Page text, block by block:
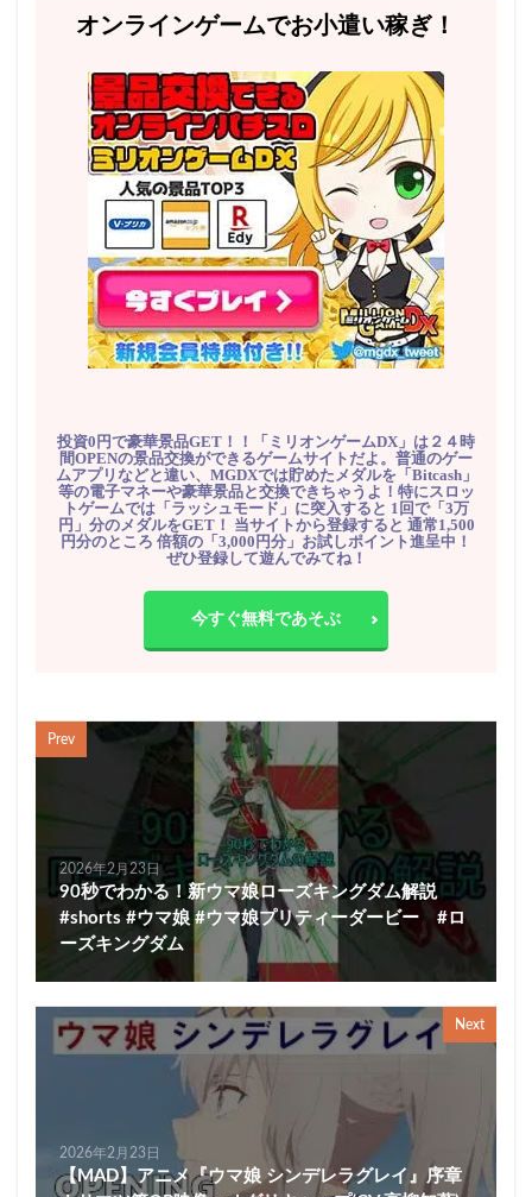
オンラインゲームでお小遣い稼ぎ！
投資0円で豪華景品GET！！「ミリオンゲームDX」は２４時
間OPENの景品交換ができるゲームサイトだよ。普通のゲー
ムアプリなどと違い、MGDXでは貯めたメダルを「Bitcash」
等の電子マネーや豪華景品と交換できちゃうよ！特にスロッ
トゲームでは「ラッシュモード」に突入すると 1回で「3万
円」分のメダルをGET！ 当サイトから登録すると 通常1,500
円分のところ 倍額の「3,000円分」お試しポイント進呈中！
ぜひ登録して遊んでみてね！
今すぐ無料であそぶ
Prev
2026年2月23日
90秒でわかる！新ウマ娘ローズキングダム解説
#shorts #ウマ娘 #ウマ娘プリティーダービー #ロ
ーズキングダム
Next
2026年2月23日
【MAD】アニメ『ウマ娘 シンデレラグレイ』序章